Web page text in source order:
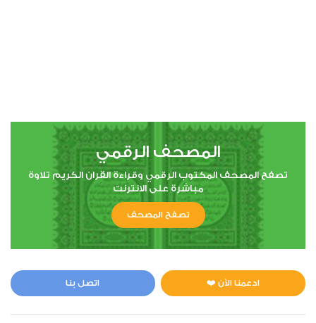
المصحف الرقمي
تصفح المصحف المكتوب الرقمي وقراءة القران الكريم تلاوة
مباشرة على الانترنت
تصفح المصحف
ادعمنا الآن ❤️ اتصل بنا